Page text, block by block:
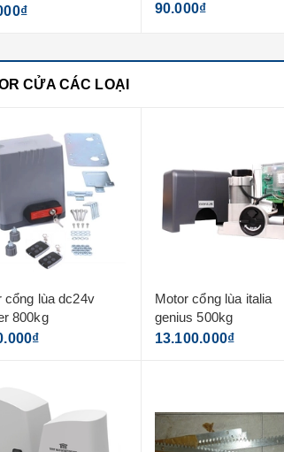
90.000₫
CỬA CÁC LOẠI
cổng lùa dc24v
800kg
Motor cổng lùa italia
genius 500kg
13.100.000₫